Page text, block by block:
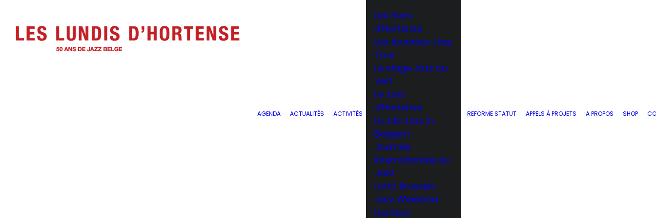
AGENDA ACTUALITÉS ACTIVITÉS
Les Soirs
d’Hortense
Les tournées Jazz
Tour
Le stage Jazz au
Vert
Le Jazz
d’Hortense
Le site Jazz in
Belgium
Journée
Internationale du
Jazz
Lotto Brussels
Jazz Weekend
Les lieux
REFORME STATUT APPELS À PROJETS A PROPOS SHOP